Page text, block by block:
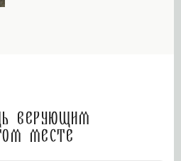
верующим
месте